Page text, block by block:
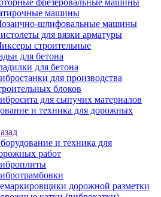
фрезеровальные машины
машины
шлифовальные машины
для вязки арматуры
строительные
для бетона
для бетона
для производства
блоков
для сыпучих материалов
и техника для дорожных
и техника для
работ
дорожной разметки